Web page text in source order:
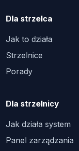
Dla strzelca
Jak to działa
Strzelnice
Porady
Dla strzelnicy
Jak działa system
Panel zarządzania